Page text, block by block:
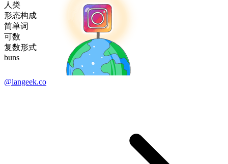
人类
形态构成
简单词
可数
复数形式
buns
@langeek.co